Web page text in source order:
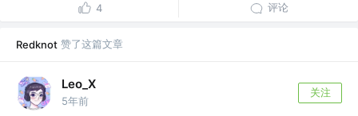
4 评论
Redknot 赞了这篇文章
Leo_X
5年前
关注